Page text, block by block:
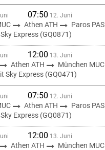
07:50 12. Juni
Athen ATH
Paros PAS
Express (GQ0871)
12:00 13. Juni
Athen ATH
München MUC
Sky Express (GQ0471)
07:50 12. Juni
Athen ATH
Paros PAS
Express (GQ0871)
12:00 13. Juni
Athen ATH
München MUC